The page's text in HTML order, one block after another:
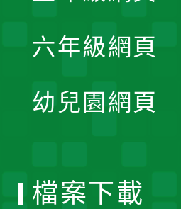
六年級網頁
幼兒園網頁
檔案下載